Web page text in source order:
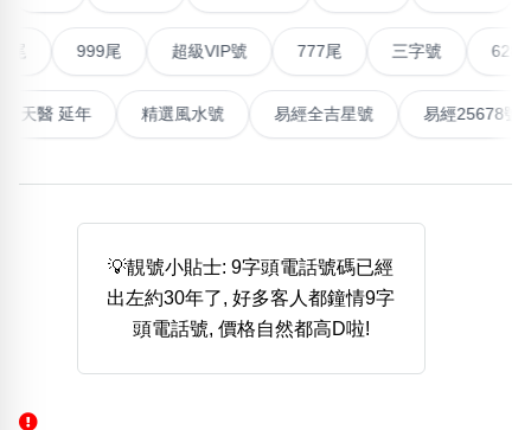
清除全部分類
搜尋
888尾
999尾 777尾 9字頭 6字頭
無4字
全大數字
5萬以上 生天延 全吉星(全號)
清除全部分類
999尾 超級VIP號 777尾 三字號 6288頭
能量生氣 天醫 延年 精選風水號 易經全吉星號 易經
💡靚號小貼士: 9字頭電話號碼已經
出左約30年了, 好多客人都鐘情9字
頭電話號, 價格自然都高D啦!